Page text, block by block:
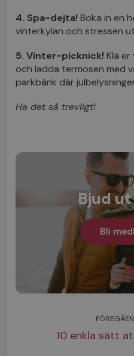
4. Spa-dejta! Boka in en
vinterkylan och stressen
5. Vinter-picknick! Klä
och ladda termosen med
parkbänk där
Ha det så trevligt!
Bjud
Bli
10 enkla sätt